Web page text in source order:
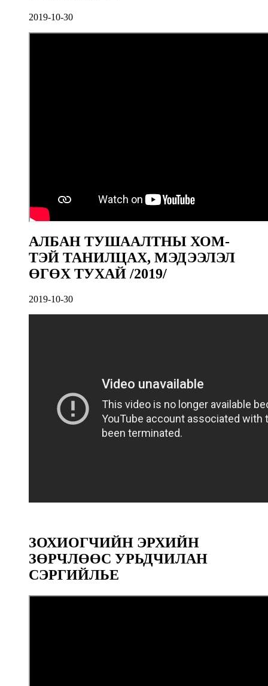
2019-10-30
АЛБАН ТУШААЛТНЫ ХОМ-
ТЭЙ ТАНИЛЦАХ, МЭДЭЭЛЭЛ
ӨГӨХ ТУХАЙ /2019/
2019-10-30
ЗОХИОГЧИЙН ЭРХИЙН
ЗӨРЧЛӨӨС УРЬДЧИЛАН
СЭРГИЙЛЬЕ